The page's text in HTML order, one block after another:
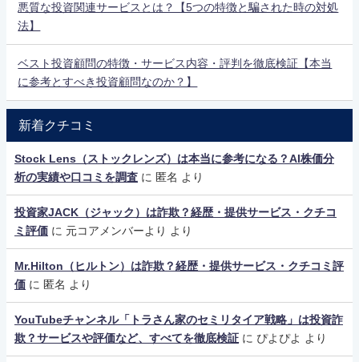
悪質な投資関連サービスとは？【5つの特徴と騙された時の対処
法】
ベスト投資顧問の特徴・サービス内容・評判を徹底検証【本当
に参考とすべき投資顧問なのか？】
新着クチコミ
Stock Lens（ストックレンズ）は本当に参考になる？AI株価分
析の実績や口コミを調査 に 匿名 より
投資家JACK（ジャック）は詐欺？経歴・提供サービス・クチコ
ミ評価 に 元コアメンバーより より
Mr.Hilton（ヒルトン）は詐欺？経歴・提供サービス・クチコミ評
価 に 匿名 より
YouTubeチャンネル「トラさん家のセミリタイア戦略」は投資詐
欺？サービスや評価など、すべてを徹底検証 に ぴよぴよ より